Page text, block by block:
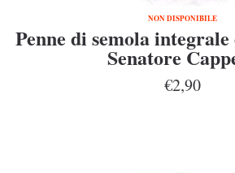
NON DISPONIBILE
Penne di semola
Senatore
€2,90